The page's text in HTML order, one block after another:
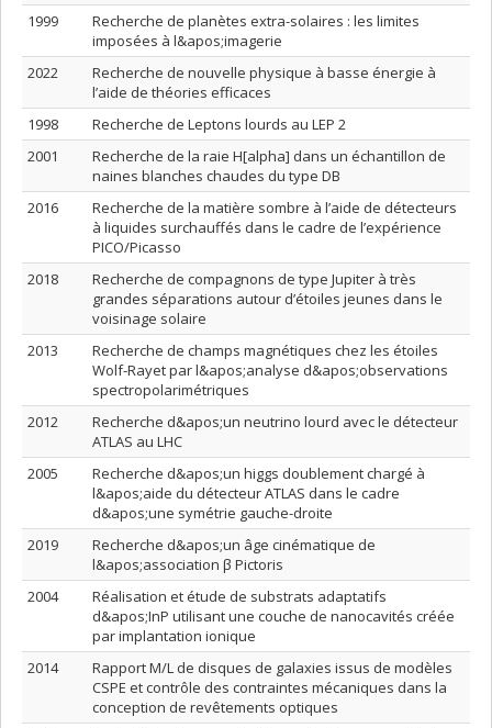
1999
Recherche de planètes extra-solaires : les limites
imposées à l&apos;imagerie
2022
Recherche de nouvelle physique à basse énergie à
l’aide de théories efficaces
1998
Recherche de Leptons lourds au LEP 2
2001
Recherche de la raie H[alpha] dans un échantillon de
naines blanches chaudes du type DB
2016
Recherche de la matière sombre à l’aide de détecteurs
à liquides surchauffés dans le cadre de l’expérience
PICO/Picasso
2018
Recherche de compagnons de type Jupiter à très
grandes séparations autour d’étoiles jeunes dans le
voisinage solaire
2013
Recherche de champs magnétiques chez les étoiles
Wolf-Rayet par l&apos;analyse d&apos;observations
spectropolarimétriques
2012
Recherche d&apos;un neutrino lourd avec le détecteur
ATLAS au LHC
2005
Recherche d&apos;un higgs doublement chargé à
l&apos;aide du détecteur ATLAS dans le cadre
d&apos;une symétrie gauche-droite
2019
Recherche d&apos;un âge cinématique de
l&apos;association β Pictoris
2004
Réalisation et étude de substrats adaptatifs
d&apos;InP utilisant une couche de nanocavités créée
par implantation ionique
2014
Rapport M/L de disques de galaxies issus de modèles
CSPE et contrôle des contraintes mécaniques dans la
conception de revêtements optiques